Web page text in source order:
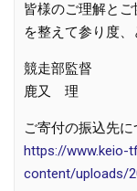
皆様のご理解と
を整えて参り度、
競走部監督
鹿又 理
ご寄付の振込先に
https://www.keio-
content/uploads/